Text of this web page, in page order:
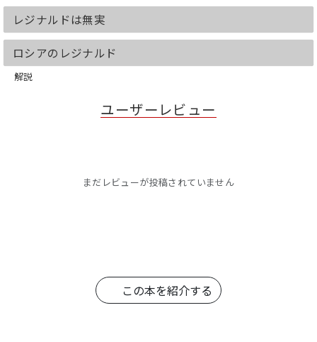
レジナルドは無実
ロシアのレジナルド
解説
ユーザーレビュー
まだレビューが投稿されていません
この本を紹介する